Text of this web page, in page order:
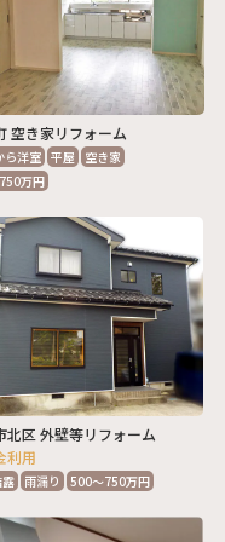
空き家リフォーム
ら洋室 平屋
空き家
万円
北区 外壁等リフォーム
利用
雨漏り 500～750万円